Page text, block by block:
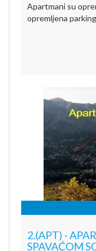
Apartmani su
opremljena
2.(APT) -
SPAVAĆOM